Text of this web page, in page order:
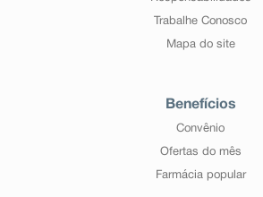
Trabalhe Conosco
Mapa do site
Benefícios
Convênio
Ofertas do mês
Farmácia popular